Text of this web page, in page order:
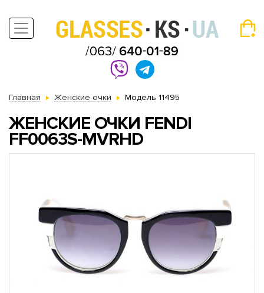
Главная Женские очки Модель 11495
ЖЕНСКИЕ ОЧКИ FENDI
FF0063S-MVRHD